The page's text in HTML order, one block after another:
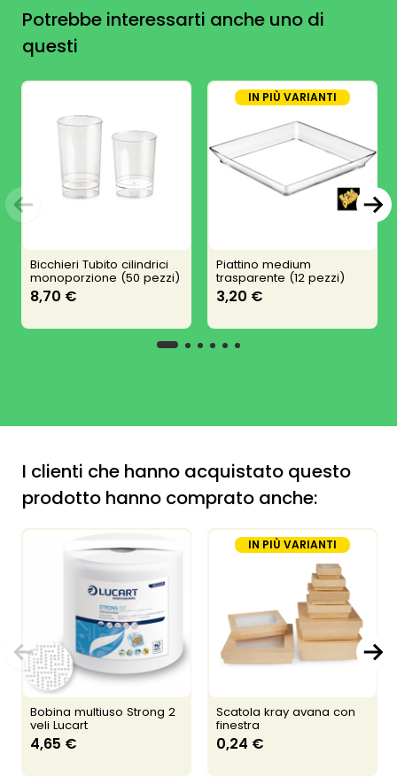
Potrebbe interessarti anche uno di
questi
Bicchieri Tubito cilindrici
monoporzione (50 pezzi)
8,70 €
IN PIÙ VARIANTI
Piattino medium
trasparente (12 pezzi)
3,20 €
I clienti che hanno acquistato questo
prodotto hanno comprato anche:
Bobina multiuso Strong 2
veli Lucart
4,65 €
IN PIÙ VARIANTI
Scatola kray avana con
finestra
0,24 €